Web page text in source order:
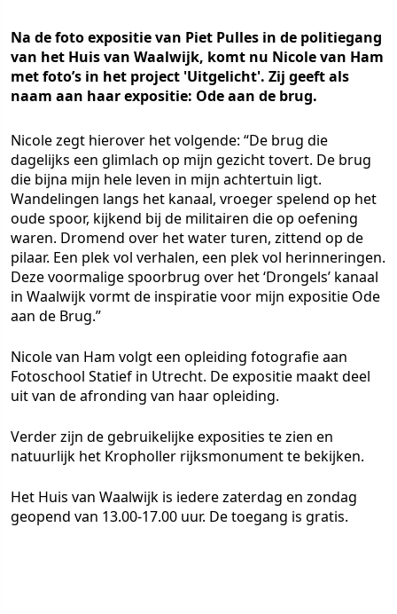
Na de foto expositie van Piet Pulles in de politiegang
van het Huis van Waalwijk, komt nu Nicole van Ham
met foto’s in het project 'Uitgelicht'. Zij geeft als
naam aan haar expositie: Ode aan de brug.
Nicole zegt hierover het volgende: “De brug die
dagelijks een glimlach op mijn gezicht tovert. De brug
die bijna mijn hele leven in mijn achtertuin ligt.
Wandelingen langs het kanaal, vroeger spelend op het
oude spoor, kijkend bij de militairen die op oefening
waren. Dromend over het water turen, zittend op de
pilaar. Een plek vol verhalen, een plek vol herinneringen.
Deze voormalige spoorbrug over het ‘Drongels’ kanaal
in Waalwijk vormt de inspiratie voor mijn expositie Ode
aan de Brug.”
Nicole van Ham volgt een opleiding fotografie aan
Fotoschool Statief in Utrecht. De expositie maakt deel
uit van de afronding van haar opleiding.
Verder zijn de gebruikelijke exposities te zien en
natuurlijk het Kropholler rijksmonument te bekijken.
Het Huis van Waalwijk is iedere zaterdag en zondag
geopend van 13.00-17.00 uur. De toegang is gratis.